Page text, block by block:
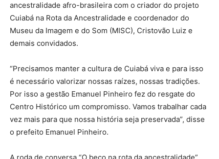
ancestralidade afro-brasileira com o criador do projeto
Cuiabá na Rota da Ancestralidade e coordenador do
Museu da Imagem e do Som (MISC), Cristovão Luiz e
demais convidados.
“Precisamos manter a cultura de Cuiabá viva e para isso
é necessário valorizar nossas raízes, nossas tradições.
Por isso a gestão Emanuel Pinheiro fez do resgate do
Centro Histórico um compromisso. Vamos trabalhar cada
vez mais para que nossa história seja preservada”, disse
o prefeito Emanuel Pinheiro.